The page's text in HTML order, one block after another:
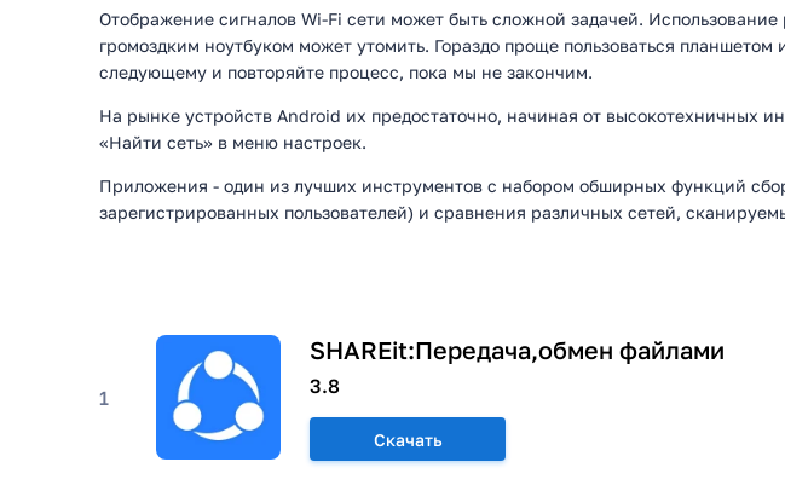
Отображение сигналов Wi-Fi сети может быть сложной задачей.
громоздким ноутбуком может утомить. Гораздо проще пользоваться
следующему и повторяйте процесс, пока мы не закончим.
На рынке устройств Android их предостаточно, начиная от высокотехничных
«Найти сеть» в меню настроек.
Приложения - один из лучших инструментов с набором обширных функций
зарегистрированных пользователей) и сравнения различных сетей,
1
SHAREit:Передача,обмен файлами
3.8
Скачать